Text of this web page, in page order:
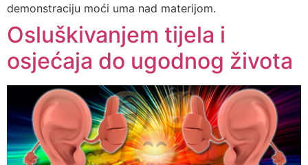
demonstraciju moći uma nad materijom.
Osluškivanjem tijela i
osjećaja do ugodnog života